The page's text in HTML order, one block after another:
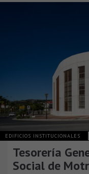
EDIFICIOS INSTITUCIONALES
Tesorería
Social de